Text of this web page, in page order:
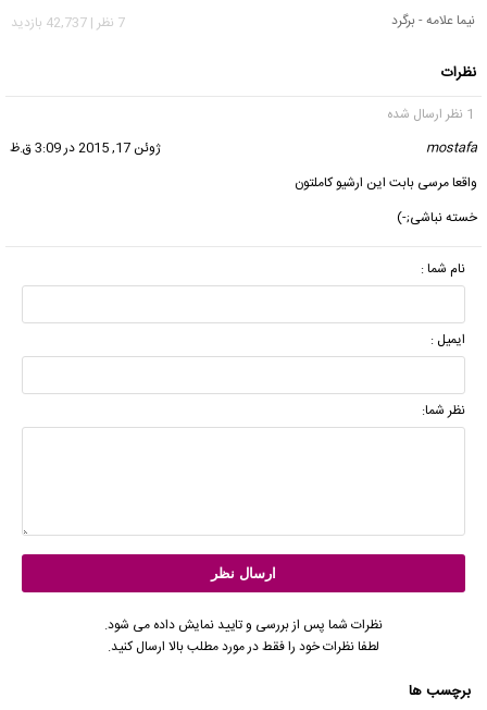
نیما علامه - برگرد 7 نظر | 42,737 بازدید
نظرات
1 نظر ارسال شده
mostafa
ژوئن 17, 2015 در 3:09 ق.ظ
واقعا مرسی بابت این ارشیو کاملتون
خسته نباشی;-)
نام شما :
ایمیل :
نظر شما:
نظرات شما پس از بررسی و تایید نمایش داده می شود.
لطفا نظرات خود را فقط در مورد مطلب بالا ارسال کنید.
برچسب ها